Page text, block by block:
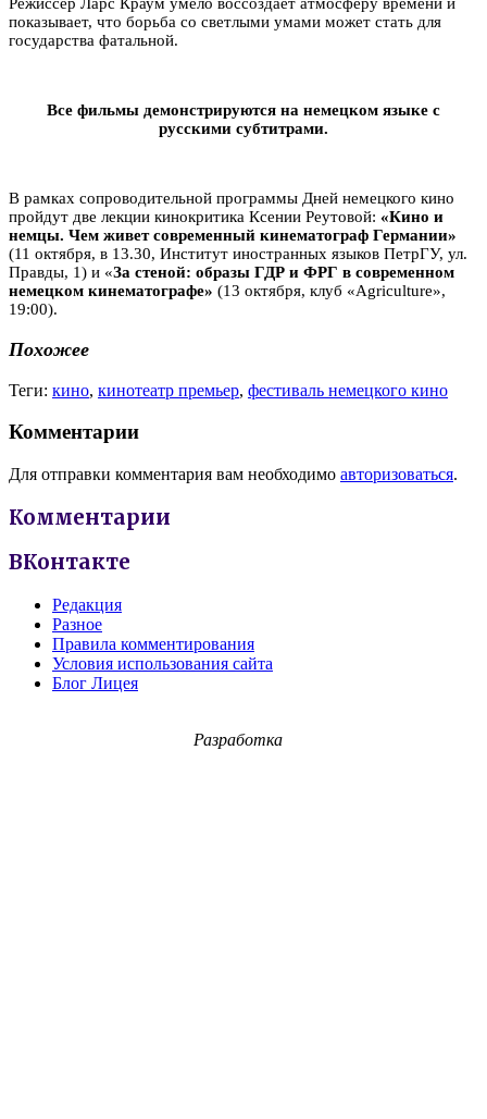
Режиссер Ларс Краум умело воссоздает атмосферу времени и
показывает, что борьба со светлыми умами может стать для
государства фатальной.
Все фильмы демонстрируются на немецком языке с
русскими субтитрами.
В рамках сопроводительной программы Дней немецкого кино
пройдут две лекции кинокритика Ксении Реутовой: «Кино и
немцы. Чем живет современный кинематограф Германии»
(11 октября, в 13.30, Институт иностранных языков ПетрГУ, ул.
Правды, 1) и «За стеной: образы ГДР и ФРГ в современном
немецком кинематографе» (13 октября, клуб «Agriculture»,
19:00).
Похожее
Теги: кино, кинотеатр премьер, фестиваль немецкого кино
Комментарии
Для отправки комментария вам необходимо авторизоваться.
Комментарии
ВКонтакте
Редакция
Разное
Правила комментирования
Условия использования сайта
Блог Лицея
Разработка